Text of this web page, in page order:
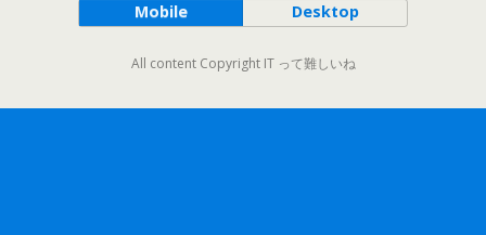
Mobile Desktop
All content Copyright IT って難しいね